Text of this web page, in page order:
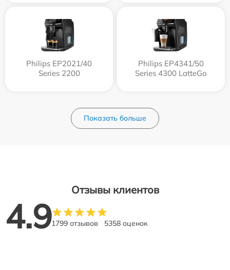
Philips EP2021/40
Series 2200
Philips EP4341/50
Series 4300 LatteGo
Показать больше
Отзывы клиентов
4.91799 отзывов 5358 оценок